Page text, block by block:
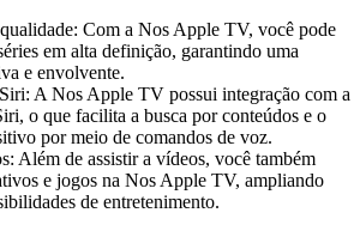
Com a Nos Apple TV, você pode
em alta definição, garantindo uma
e envolvente.
A Nos Apple TV possui integração com a
o que facilita a busca por conteúdos e o
por meio de comandos de voz.
Além de assistir a vídeos, você também
e jogos na Nos Apple TV, ampliando
de entretenimento.